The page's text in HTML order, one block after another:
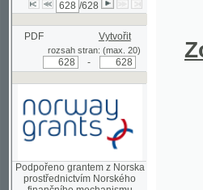
PDF Vytvořit
rozsah stran: (max. 20)
Podpořeno grantem z Norska
prostřednictvím Norského